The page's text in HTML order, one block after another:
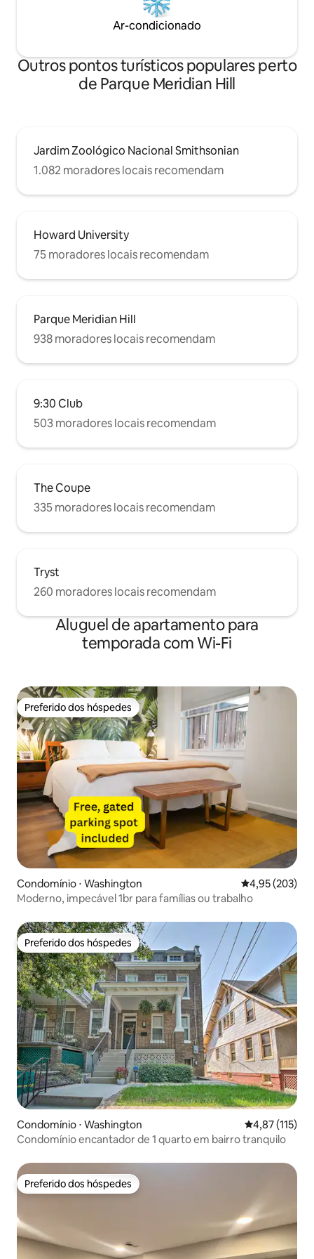
Ar-condicionado
Outros pontos turísticos populares perto
de Parque Meridian Hill
Jardim Zoológico Nacional Smithsonian
1.082 moradores locais recomendam
Howard University
75 moradores locais recomendam
Parque Meridian Hill
938 moradores locais recomendam
9:30 Club
503 moradores locais recomendam
The Coupe
335 moradores locais recomendam
Tryst
260 moradores locais recomendam
Aluguel de apartamento para
temporada com Wi-Fi
Preferido dos hóspedes
Preferido dos hóspedes
Condomínio ⋅ Washington 4,95 de uma
4,95 (203)
Moderno, impecável 1br para famílias ou trabalho
Preferido dos hóspedes
Preferido dos hóspedes
Condomínio ⋅ Washington 4,87 de uma
4,87 (115)
Condomínio encantador de 1 quarto em bairro tranquilo
Preferido dos hóspedes
Preferido dos hóspedes